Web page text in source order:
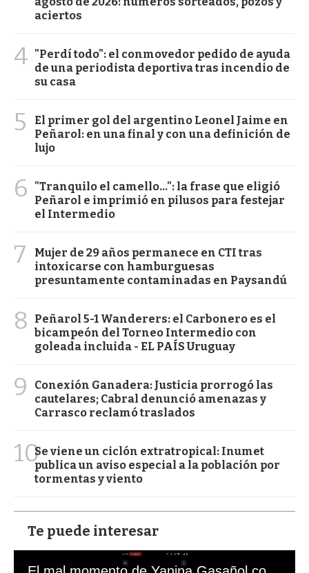
aciertos
4 "Perdí todo": el conmovedor pedido de ayuda
de una periodista deportiva tras incendio de
su casa
5
El primer gol del argentino Leonel Jaime en
Peñarol: en una final y con una definición de
lujo
6
"Tranquilo el camello...": la frase que eligió
Peñarol e imprimió en pilusos para festejar
el Intermedio
7
Mujer de 29 años permanece en CTI tras
intoxicarse con hamburguesas
presuntamente contaminadas en Paysandú
8
Peñarol 5-1 Wanderers: el Carbonero es el
bicampeón del Torneo Intermedio con
goleada incluida - EL PAÍS Uruguay
9
Conexión Ganadera: Justicia prorrogó las
cautelares; Cabral denunció amenazas y
Carrasco reclamó traslados
10Se viene un ciclón extratropical: Inumet
publica un aviso especial a la población por
tormentas y viento
Te puede interesar